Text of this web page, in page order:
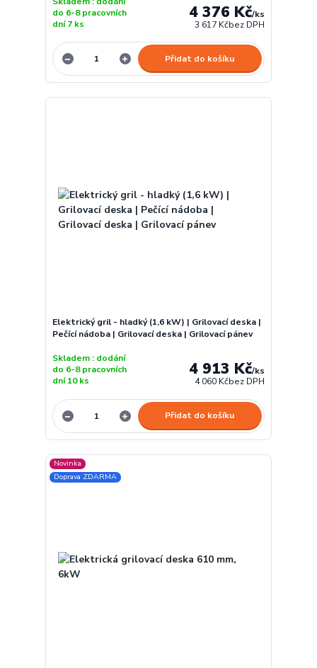
4 376 Kč/ks
3 617 Kčbez DPH
do 6-8 pracovních
dní 7 ks
Přidat do košíku
Elektrický gril - hladký (1,6 kW) | Grilovací deska |
Pečící nádoba | Grilovací deska | Grilovací pánev
4 913 Kč/ks
4 060 Kčbez DPH
Skladem : dodání
do 6-8 pracovních
dní 10 ks
Přidat do košíku
Novinka
Doprava ZDARMA